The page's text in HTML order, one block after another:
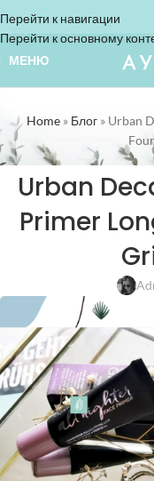
Перейти к навигации
Перейти к основному
МЕНЮ
Home » Блог » Urban
Urban
Primer